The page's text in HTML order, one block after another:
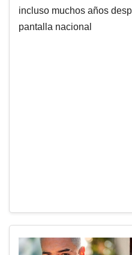
incluso muchos años
pantalla nacional